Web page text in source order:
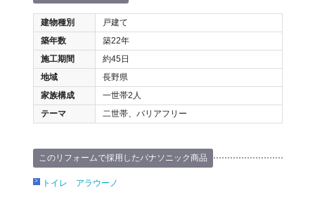
建物種別
戸建て
築年数
築22年
施工期間
約45日
地域
長野県
家族構成
一世帯2人
テーマ
二世帯、バリアフリー
このリフォームで採用したパナソニック商品
トイレ アラウーノ